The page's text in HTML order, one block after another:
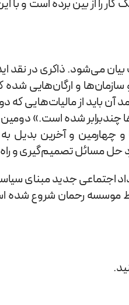
می‌شود. ذاکری در
سازمان‌ها و ارگان‌هایی
از مالیات‌هایی که
چندبرابر شده است.»
و چهارمین و آخرین
حل مسائل تصمیم‌گیری و
جدید مبنای
رحمان شروع شده